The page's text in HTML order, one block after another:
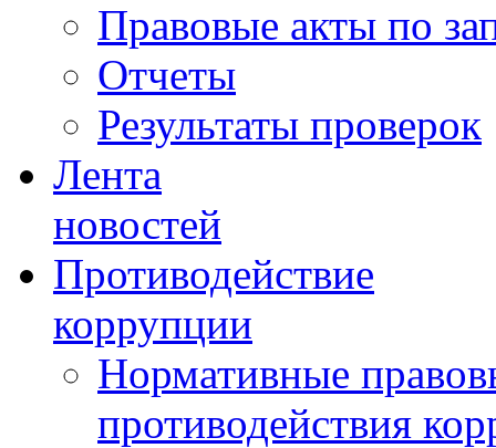
Правовые акты по
Отчеты
Результаты проверок
Лента
новостей
Противодействие
коррупции
Нормативные
противодействия